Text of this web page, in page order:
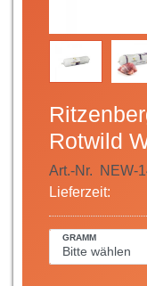
Rotwild
Art.-Nr.
NEW-
Lieferzeit:
GRAMM